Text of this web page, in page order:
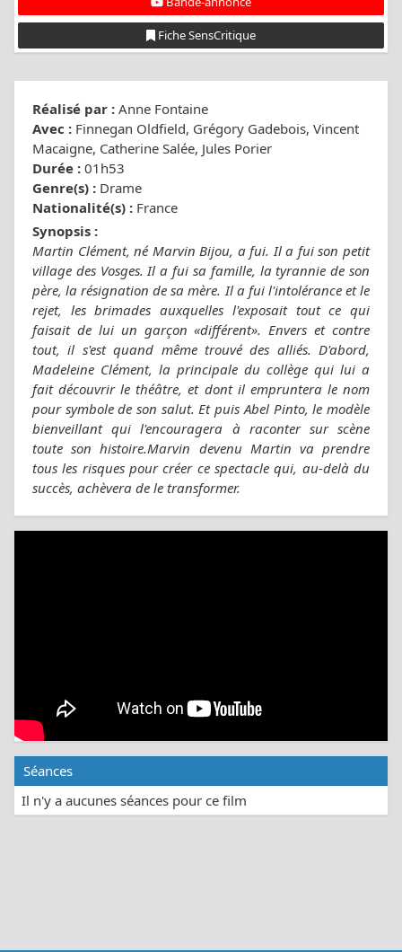
Fiche SensCritique
Réalisé par : Anne Fontaine
Avec : Finnegan Oldfield, Grégory Gadebois, Vincent
Macaigne, Catherine Salée, Jules Porier
Durée : 01h53
Genre(s) : Drame
Nationalité(s) : France
Synopsis :
Martin Clément, né Marvin Bijou, a fui. Il a fui son petit
village des Vosges. Il a fui sa famille, la tyrannie de son
père, la résignation de sa mère. Il a fui l'intolérance et le
rejet, les brimades auxquelles l'exposait tout ce qui
faisait de lui un garçon «différent». Envers et contre
tout, il s'est quand même trouvé des alliés. D'abord,
Madeleine Clément, la principale du collège qui lui a
fait découvrir le théâtre, et dont il empruntera le nom
pour symbole de son salut. Et puis Abel Pinto, le modèle
bienveillant qui l'encouragera à raconter sur scène
toute son histoire.Marvin devenu Martin va prendre
tous les risques pour créer ce spectacle qui, au-delà du
succès, achèvera de le transformer.
Séances
Il n'y a aucunes séances pour ce film